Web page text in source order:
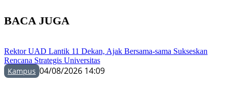
BACA JUGA
Rektor UAD Lantik 11 Dekan, Ajak Bersama-sama Sukseskan
Rencana Strategis Universitas
Kampus 04/08/2026 14:09